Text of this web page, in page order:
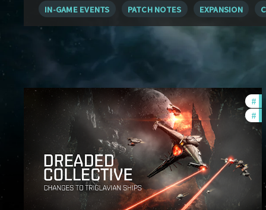
IN-GAME EVENTS PATCH NOTES EXPANSION
#
#